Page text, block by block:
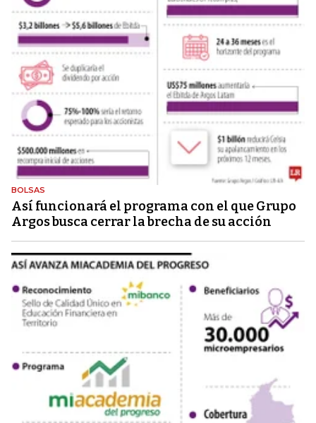
BOLSAS
Así funcionará el programa con el que Grupo
Argos busca cerrar la brecha de su acción